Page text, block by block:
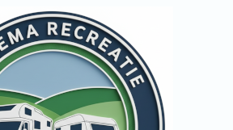
momenteel gesloten.